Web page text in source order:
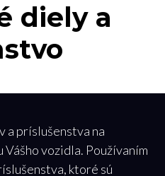
diely a
a príslušenstva na
Vášho vozidla. Používaním
ktoré sú